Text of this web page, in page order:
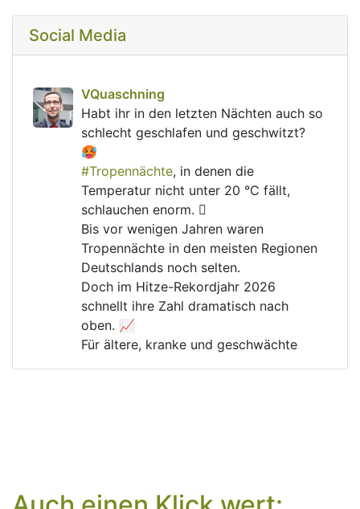
Social Media
VQuaschning avatar
VQuaschning
Habt ihr in den letzten Nächten auch so
schlecht geschlafen und geschwitzt?
🥵
#Tropennächte, in denen die
Temperatur nicht unter 20 °C fällt,
schlauchen enorm. 🫩
Bis vor wenigen Jahren waren
Tropennächte in den meisten Regionen
Deutschlands noch selten.
Doch im Hitze-Rekordjahr 2026
schnellt ihre Zahl dramatisch nach
oben. 📈
Für ältere, kranke und geschwächte